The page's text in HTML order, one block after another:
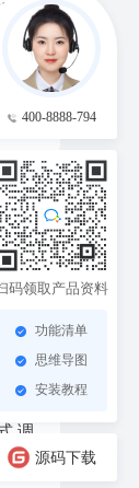
题
调
400-8888-794
码领取产品资料
功能清单
思维导图
安装教程
源码下载